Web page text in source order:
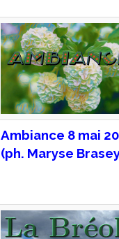
Ambiance 8 mai
(ph. Maryse